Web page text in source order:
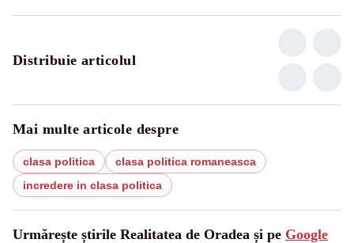
Distribuie articolul
Mai multe articole despre
clasa politica
clasa politica romaneasca
incredere in clasa politica
Urmărește știrile Realitatea de Oradea și pe Google